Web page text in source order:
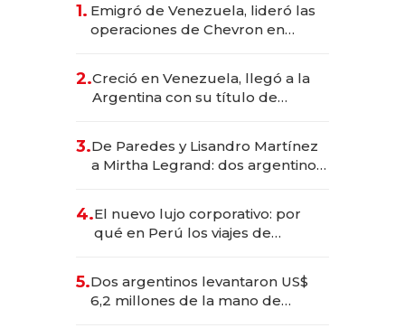
1. Emigró de Venezuela, lideró las
operaciones de Chevron en
2.Creció en Venezuela, llegó a la
Argentina con su título de
las marcas "fast premium"
3.De Paredes y Lisandro Martínez
a Mirtha Legrand: dos argentinos
4.El nuevo lujo corporativo: por
qué en Perú los viajes de
para convertirse en experiencias
transformadoras
5.Dos argentinos levantaron US$
6,2 millones de la mano de